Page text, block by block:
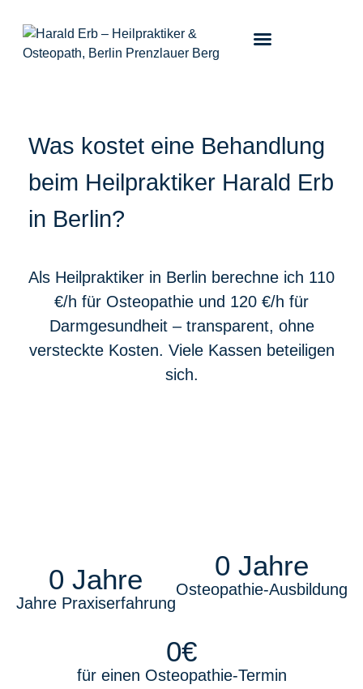
Was kostet eine Behandlung
beim Heilpraktiker Harald Erb
in Berlin?
Als Heilpraktiker in Berlin berechne ich 110
€/h für Osteopathie und 120 €/h für
Darmgesundheit – transparent, ohne
versteckte Kosten. Viele Kassen beteiligen
sich.
Jahre Praxis­erfahrung
0 Jahre Osteopathie-Ausbildung
0 Jahre
für einen Osteopathie-Termin
0€